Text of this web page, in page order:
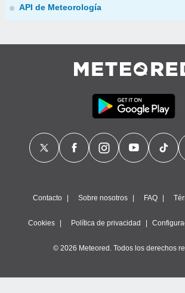
API de Meteorología
Contacto Sobre nosotros FAQ
Cookies Política de privacidad
© 2026 Meteored. Todos los derechos